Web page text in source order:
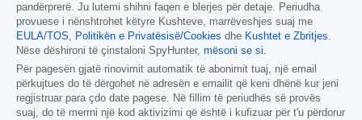
pandërprerë. Ju lutemi shihni faqen e blerjes për detaje. Periudha
provuese i nënshtrohet këtyre Kushteve, marrëveshjes suaj me
EULA/TOS
Politikën e Privatësisë/Cookies dhe Kushtet e Zbritjes
Nëse dëshironi të çinstaloni SpyHunter, mësoni se si
Për pagesën gjatë rinovimit automatik të abonimit tuaj, një email
përkujtues do të dërgohet në adresën e emailit që keni dhënë kur jeni
regjistruar para çdo date pagese. Në fillim të periudhës së provës
suaj, do të merrni një kod aktivizimi që është i kufizuar për t'u përdorur